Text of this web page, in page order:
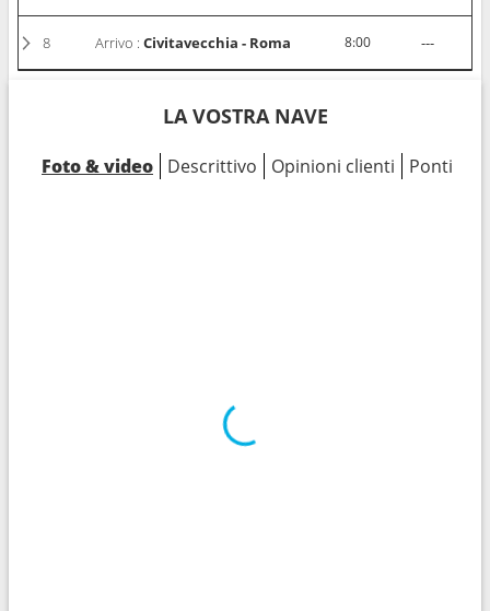
8 Arrivo :Civitavecchia - Roma 8:00 ---
LA VOSTRA NAVE
Foto & video Descrittivo Opinioni clienti Ponti